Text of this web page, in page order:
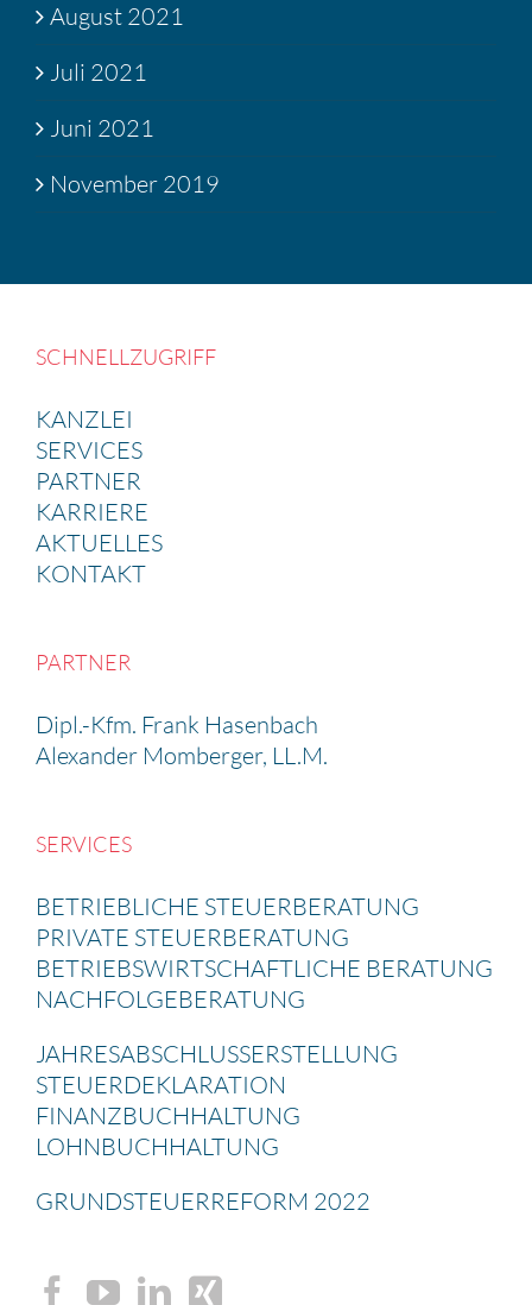
August 2021
Juli 2021
Juni 2021
November 2019
SCHNELL­ZU­GRIFF
KANZLEI
SERVICES
PARTNER
KARRIERE
AKTUELLES
KONTAKT
PARTNER
Dipl.-Kfm. Frank Hasen­bach
Alexander Momberger, LL.M.
SERVICES
BETRIEB­LICHE STEUER­BE­RA­TUNG
PRIVATE STEUER­BE­RA­TUNG
BETRIEBS­WIRT­SCHAFT­LICHE BERATUNG
NACHFOL­GE­BE­RA­TUNG
JAHRES­AB­SCHLUSS­ERSTEL­LUNG
STEUER­DE­KLA­RA­TION
FINANZ­BUCH­HAL­TUNG
LOHNBUCH­HAL­TUNG
GRUND­STEU­ER­RE­FORM 2022